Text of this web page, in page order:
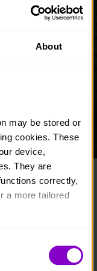
About
may be stored or
cookies. These
device,
They are
correctly,
a more tailored
us provide